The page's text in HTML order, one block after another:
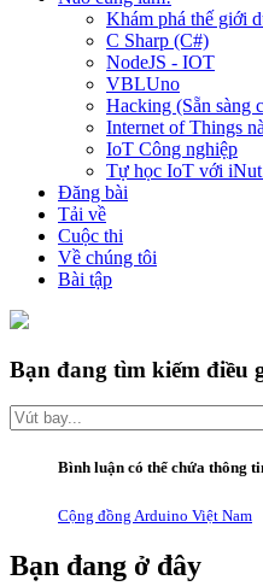
Khám phá thế giới
C Sharp (C#)
NodeJS - IOT
VBLUno
Hacking (Sẵn sàng
Internet of Things
IoT Công nghiệp
Tự học IoT với
Đăng bài
Tải về
Cuộc thi
Về chúng tôi
Bài tập
Bạn đang tìm kiếm điều
Bình luận có thể chứa thông
Cộng đồng Arduino Việt Nam
Bạn đang ở đây